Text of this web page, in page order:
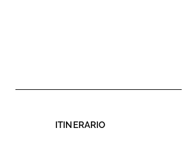
ITINERARIO